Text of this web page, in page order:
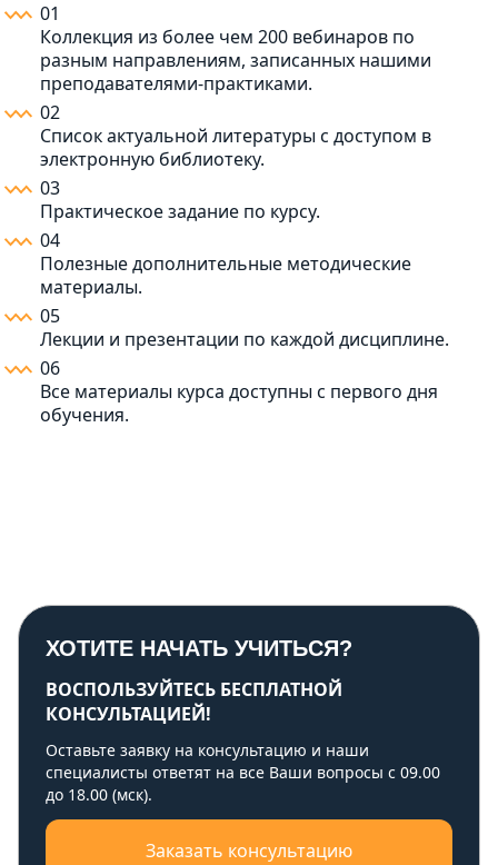
01
Коллекция из более чем 200 вебинаров по
разным направлениям, записанных нашими
преподавателями-практиками.
02
Список актуальной литературы с доступом в
электронную библиотеку.
03
Практическое задание по курсу.
04
Полезные дополнительные методические
материалы.
05
Лекции и презентации по каждой дисциплине.
06
Все материалы курса доступны с первого дня
обучения.
ХОТИТЕ НАЧАТЬ УЧИТЬСЯ?
ВОСПОЛЬЗУЙТЕСЬ БЕСПЛАТНОЙ
КОНСУЛЬТАЦИЕЙ!
Оставьте заявку на консультацию и наши
специалисты ответят на все Ваши вопросы с 09.00
до 18.00 (мск).
Заказать консультацию